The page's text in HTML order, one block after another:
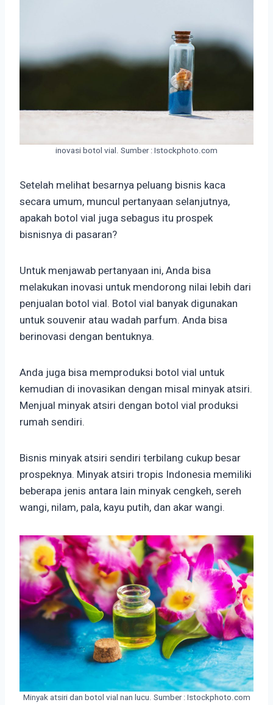
inovasi botol vial. Sumber : Istockphoto.com
Setelah melihat besarnya peluang bisnis kaca
secara umum, muncul pertanyaan selanjutnya,
apakah botol vial juga sebagus itu prospek
bisnisnya di pasaran?
Untuk menjawab pertanyaan ini, Anda bisa
melakukan inovasi untuk mendorong nilai lebih dari
penjualan botol vial. Botol vial banyak digunakan
untuk souvenir atau wadah parfum. Anda bisa
berinovasi dengan bentuknya.
Anda juga bisa memproduksi botol vial untuk
kemudian di inovasikan dengan misal minyak atsiri.
Menjual minyak atsiri dengan botol vial produksi
rumah sendiri.
Bisnis minyak atsiri sendiri terbilang cukup besar
prospeknya. Minyak atsiri tropis Indonesia memiliki
beberapa jenis antara lain minyak cengkeh, sereh
wangi, nilam, pala, kayu putih, dan akar wangi.
Minyak atsiri dan botol vial nan lucu. Sumber : Istockphoto.com